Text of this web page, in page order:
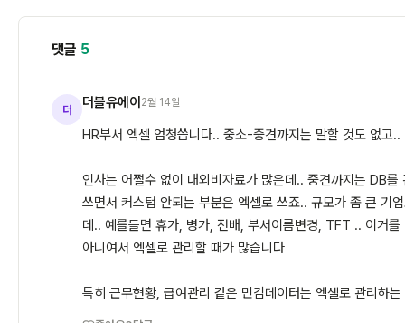
댓글 5
더 더블유에이 2월 14일
HR부서 엑셀 엄청씁니다.. 중소-중견까지는 말할 것도 없고..
인사는 어쩔수 없이 대외비자료가 많은데.. 중견까지는 DB
쓰면서 커스텀 안되는 부분은 엑셀로 쓰죠.. 규모가 좀 큰 기
데.. 예를들면 휴가, 병가, 전배, 부서이름변경, TFT .. 이거
아니여서 엑셀로 관리할 때가 많습니다
특히 근무현황, 급여관리 같은 민감데이터는 엑셀로 관리하